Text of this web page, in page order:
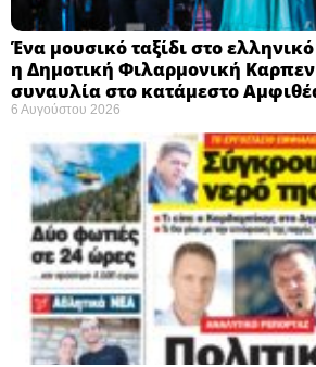
Ένα μουσικό ταξίδι στο
η Δημοτική Φιλαρμονική
συναυλία στο κατάμεστο
6 Αυγούστου 2026